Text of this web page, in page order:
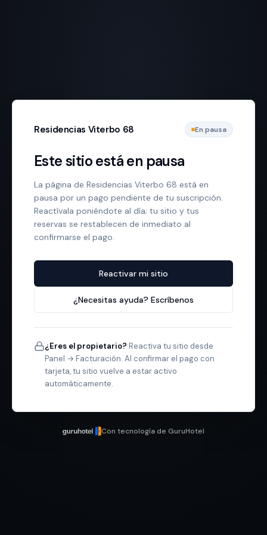
Residencias Viterbo 68 En pausa
Este sitio está en pausa
La página de Residencias Viterbo 68 está en
pausa por un pago pendiente de tu suscripción.
Reactívala poniéndote al día; tu sitio y tus
reservas se restablecen de inmediato al
confirmarse el pago.
Reactivar mi sitio
¿Necesitas ayuda? Escríbenos
¿Eres el propietario? Reactiva tu sitio desde
Panel → Facturación. Al confirmar el pago con
tarjeta, tu sitio vuelve a estar activo
automáticamente.
Con tecnología de GuruHotel